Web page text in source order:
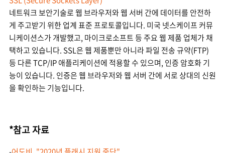
네트워크 보안기술로 웹 브라우저와 웹 서버 간에 데이터를 안전하
게 주고받기 위한 업계 표준 프로토콜입니다. 미국 넷스케이프 커뮤
니케이션스가 개발했고, 마이크로소프트 등 주요 웹 제품 업체가 채
택하고 있습니다. SSL은 웹 제품뿐만 아니라 파일 전송 규약(FTP)
등 다른 TCP/IP 애플리케이션에 적용할 수 있으며, 인증 암호화 기
능이 있습니다. 인증은 웹 브라우저와 웹 서버 간에 서로 상대의 신원
을 확인하는 기능입니다.
*참고 자료